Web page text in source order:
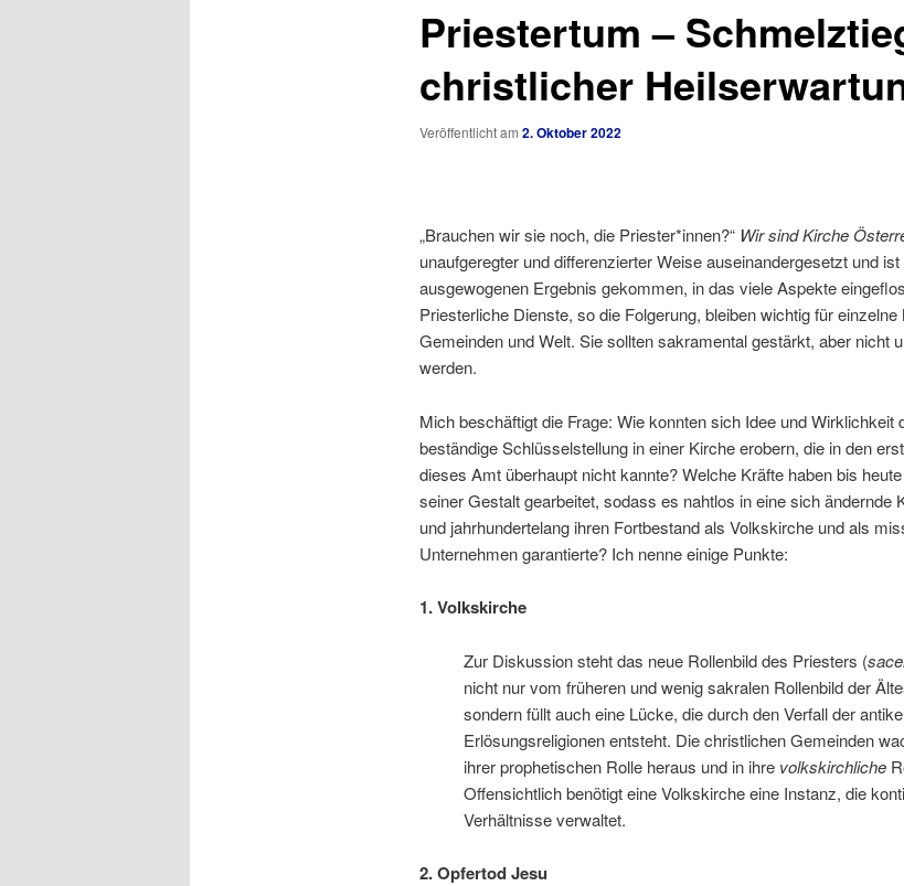
Priestertum –
christlicher
Veröffentlicht am 2. Oktober 2022
„Brauchen wir sie noch, die Priester*innen?“ Wir sind Kirche
unaufgeregter und differenzierter Weise auseinandergesetzt und
ausgewogenen Ergebnis gekommen, in das viele Aspekte
Priesterliche Dienste, so die Folgerung, bleiben wichtig für einzelne
Gemeinden und Welt. Sie sollten sakramental gestärkt, aber nicht
werden.
Mich beschäftigt die Frage: Wie konnten sich Idee und Wirklichkeit
beständige Schlüsselstellung in einer Kirche erobern, die in den
dieses Amt überhaupt nicht kannte? Welche Kräfte haben bis
seiner Gestalt gearbeitet, sodass es nahtlos in eine sich ändernde
und jahrhundertelang ihren Fortbestand als Volkskirche und als
Unternehmen garantierte? Ich nenne einige Punkte:
1. Volkskirche
Zur Diskussion steht das neue Rollenbild des Priesters (
nicht nur vom früheren und wenig sakralen Rollenbild der
sondern füllt auch eine Lücke, die durch den Verfall der
Erlösungsreligionen entsteht. Die christlichen Gemeinden
ihrer prophetischen Rolle heraus und in ihre volkskirchliche
Offensichtlich benötigt eine Volkskirche eine Instanz, die
Verhältnisse verwaltet.
2. Opfertod Jesu